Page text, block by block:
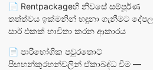
📄 Rentpackageහි නිවසේ සම්පූර්ණ
තත්ත්වය ඉක්මනින් හඳුනා ගැනීමට දේපල
සාර් එකක් භාවිතා කරන ආකාරය
📄 පාරිභෝගික පවුරතොට්
පිඟහන්කුරහන්වලින් ඒකාබද්ධ වීම —